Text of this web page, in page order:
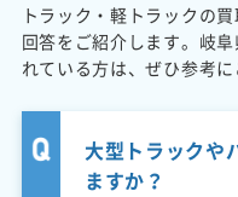
トラック・軽トラックの
回答をご紹介します。岐
れている方は、ぜひ参考に
大型トラックや
ますか？